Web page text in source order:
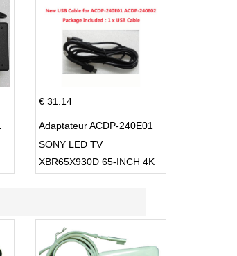
€ 31.14
Adaptateur ACDP-240E01
SONY LED TV
XBR65X930D 65-INCH 4K